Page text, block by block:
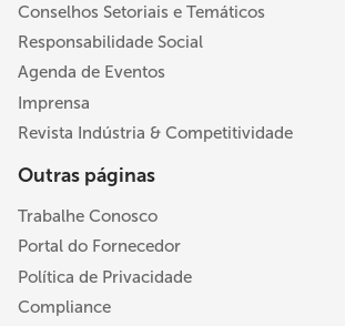
Conselhos Setoriais e Temáticos
Responsabilidade Social
Agenda de Eventos
Imprensa
Revista Indústria & Competitividade
Outras páginas
Trabalhe Conosco
Portal do Fornecedor
Política de Privacidade
Compliance